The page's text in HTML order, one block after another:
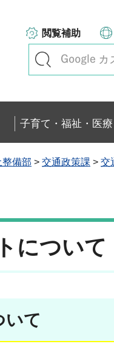
閲覧補助
子育て・福祉・医療
整備部 > 交通政策課 > 交
について
いて